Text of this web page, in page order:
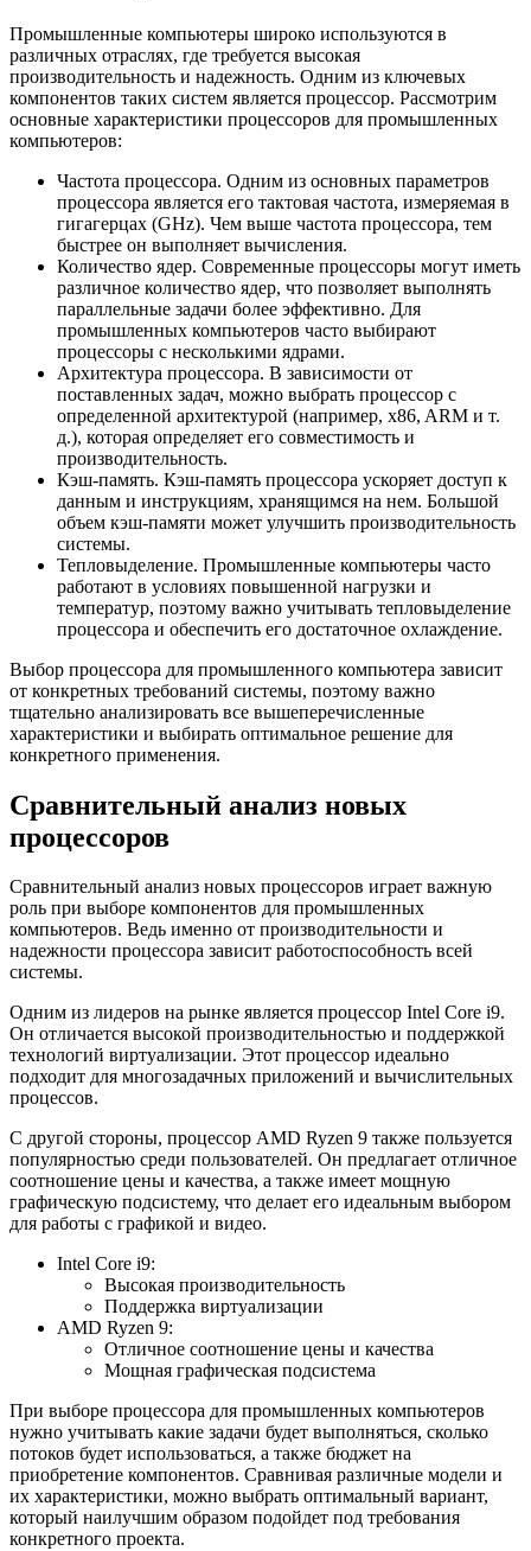
Промышленные компьютеры широко используются в
различных отраслях, где требуется высокая
производительность и надежность. Одним из ключевых
компонентов таких систем является процессор. Рассмотрим
основные характеристики процессоров для промышленных
компьютеров:
Частота процессора. Одним из основных параметров
процессора является его тактовая частота, измеряемая в
гигагерцах (GHz). Чем выше частота процессора, тем
быстрее он выполняет вычисления.
Количество ядер. Современные процессоры могут иметь
различное количество ядер, что позволяет выполнять
параллельные задачи более эффективно. Для
промышленных компьютеров часто выбирают
процессоры с несколькими ядрами.
Архитектура процессора. В зависимости от
поставленных задач, можно выбрать процессор с
определенной архитектурой (например, x86, ARM и т.
д.), которая определяет его совместимость и
производительность.
Кэш-память. Кэш-память процессора ускоряет доступ к
данным и инструкциям, хранящимся на нем. Большой
объем кэш-памяти может улучшить производительность
системы.
Тепловыделение. Промышленные компьютеры часто
работают в условиях повышенной нагрузки и
температур, поэтому важно учитывать тепловыделение
процессора и обеспечить его достаточное охлаждение.
Выбор процессора для промышленного компьютера зависит
от конкретных требований системы, поэтому важно
тщательно анализировать все вышеперечисленные
характеристики и выбирать оптимальное решение для
конкретного применения.
Сравнительный анализ новых
процессоров
Сравнительный анализ новых процессоров играет важную
роль при выборе компонентов для промышленных
компьютеров. Ведь именно от производительности и
надежности процессора зависит работоспособность всей
системы.
Одним из лидеров на рынке является процессор Intel Core i9.
Он отличается высокой производительностью и поддержкой
технологий виртуализации. Этот процессор идеально
подходит для многозадачных приложений и вычислительных
процессов.
С другой стороны, процессор AMD Ryzen 9 также пользуется
популярностью среди пользователей. Он предлагает отличное
соотношение цены и качества, а также имеет мощную
графическую подсистему, что делает его идеальным выбором
для работы с графикой и видео.
Intel Core i9:
Высокая производительность
Поддержка виртуализации
AMD Ryzen 9:
Отличное соотношение цены и качества
Мощная графическая подсистема
При выборе процессора для промышленных компьютеров
нужно учитывать какие задачи будет выполняться, сколько
потоков будет использоваться, а также бюджет на
приобретение компонентов. Сравнивая различные модели и
их характеристики, можно выбрать оптимальный вариант,
который наилучшим образом подойдет под требования
конкретного проекта.